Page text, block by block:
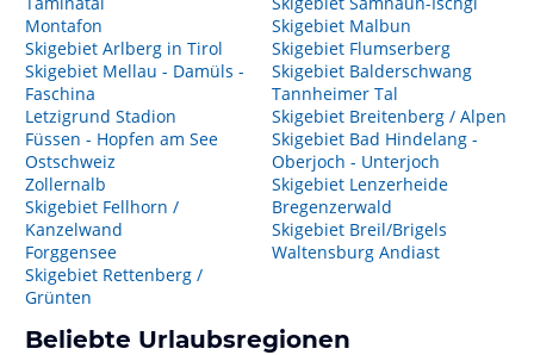
Montafon
Skigebiet Arlberg in Tirol
Skigebiet Mellau - Damüls -
Faschina
Letzigrund Stadion
Füssen - Hopfen am See
Ostschweiz
Zollernalb
Skigebiet Fellhorn /
Kanzelwand
Forggensee
Skigebiet Rettenberg /
Grünten
Skigebiet Malbun
Skigebiet Flumserberg
Skigebiet Balderschwang
Tannheimer Tal
Skigebiet Breitenberg / Alpen
Skigebiet Bad Hindelang -
Oberjoch - Unterjoch
Skigebiet Lenzerheide
Bregenzerwald
Skigebiet Breil/Brigels
Waltensburg Andiast
Beliebte Urlaubsregionen